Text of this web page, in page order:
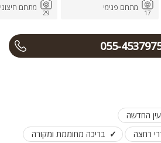
17
מתחם פנימי
29
מתחם חיצוני
055-
החדשה
בריכה מחוממת ומקורה